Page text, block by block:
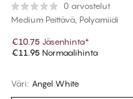
0 arvostelut
Medium Peittävä, Polyamiidi
€10.75 Jäsenhinta*
€11.95 Normaalihinta
Väri: Angel White